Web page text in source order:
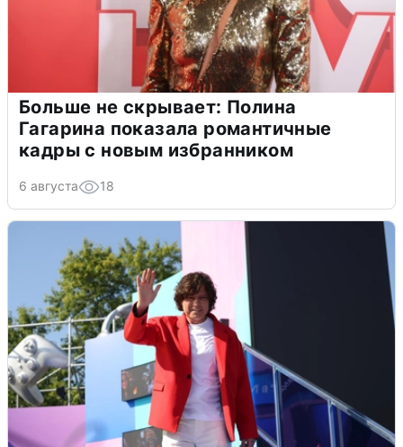
Больше не скрывает: Полина
Гагарина показала романтичные
кадры с новым избранником
6 августа 18